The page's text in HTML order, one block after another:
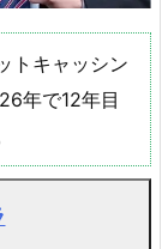
トキャッシン
年で12年目